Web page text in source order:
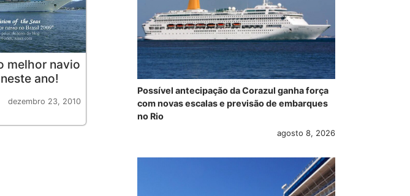
melhor navio
ano!
dezembro 23, 2010
Possível antecipação da Corazul ganha força
com novas escalas e previsão de embarques
no Rio
agosto 8, 2026